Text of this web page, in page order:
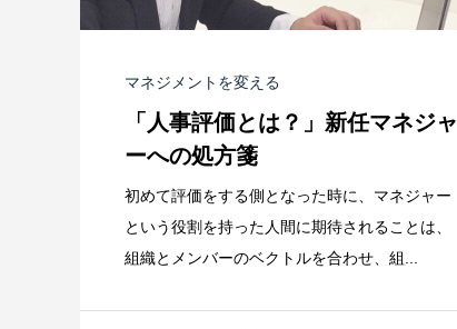
マネジメントを変える
「人事評価とは？」新任マネジャ
ーへの処方箋
初めて評価をする側となった時に、マネジャー
という役割を持った人間に期待されることは、
組織とメンバーのベクトルを合わせ、組...